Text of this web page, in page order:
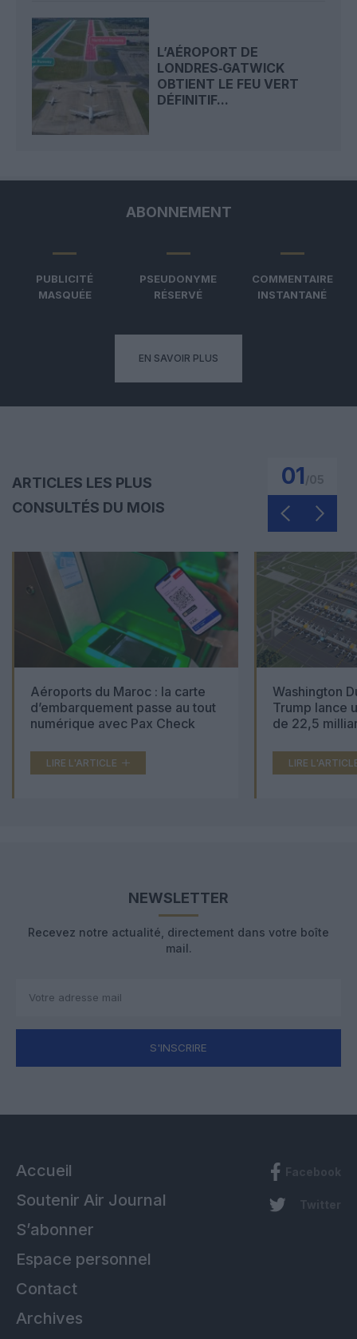
L’AÉROPORT DE
LONDRES‑GATWICK
OBTIENT LE FEU VERT
DÉFINITIF...
ABONNEMENT
PUBLICITÉ
MASQUÉE
PSEUDONYME
RÉSERVÉ
COMMENTAIRE
INSTANTANÉ
EN SAVOIR PLUS
ARTICLES LES PLUS
CONSULTÉS DU MOIS
01
Aéroports du Maroc : la carte
d’embarquement passe au tout
numérique avec Pax Check
LIRE L'ARTICLE
Washington
Trump lance
de 22,5
LIRE
NEWSLETTER
Recevez notre actualité, directement dans votre boîte
mail.
S'INSCRIRE
Accueil
Soutenir Air Journal
S’abonner
Espace personnel
Contact
Archives